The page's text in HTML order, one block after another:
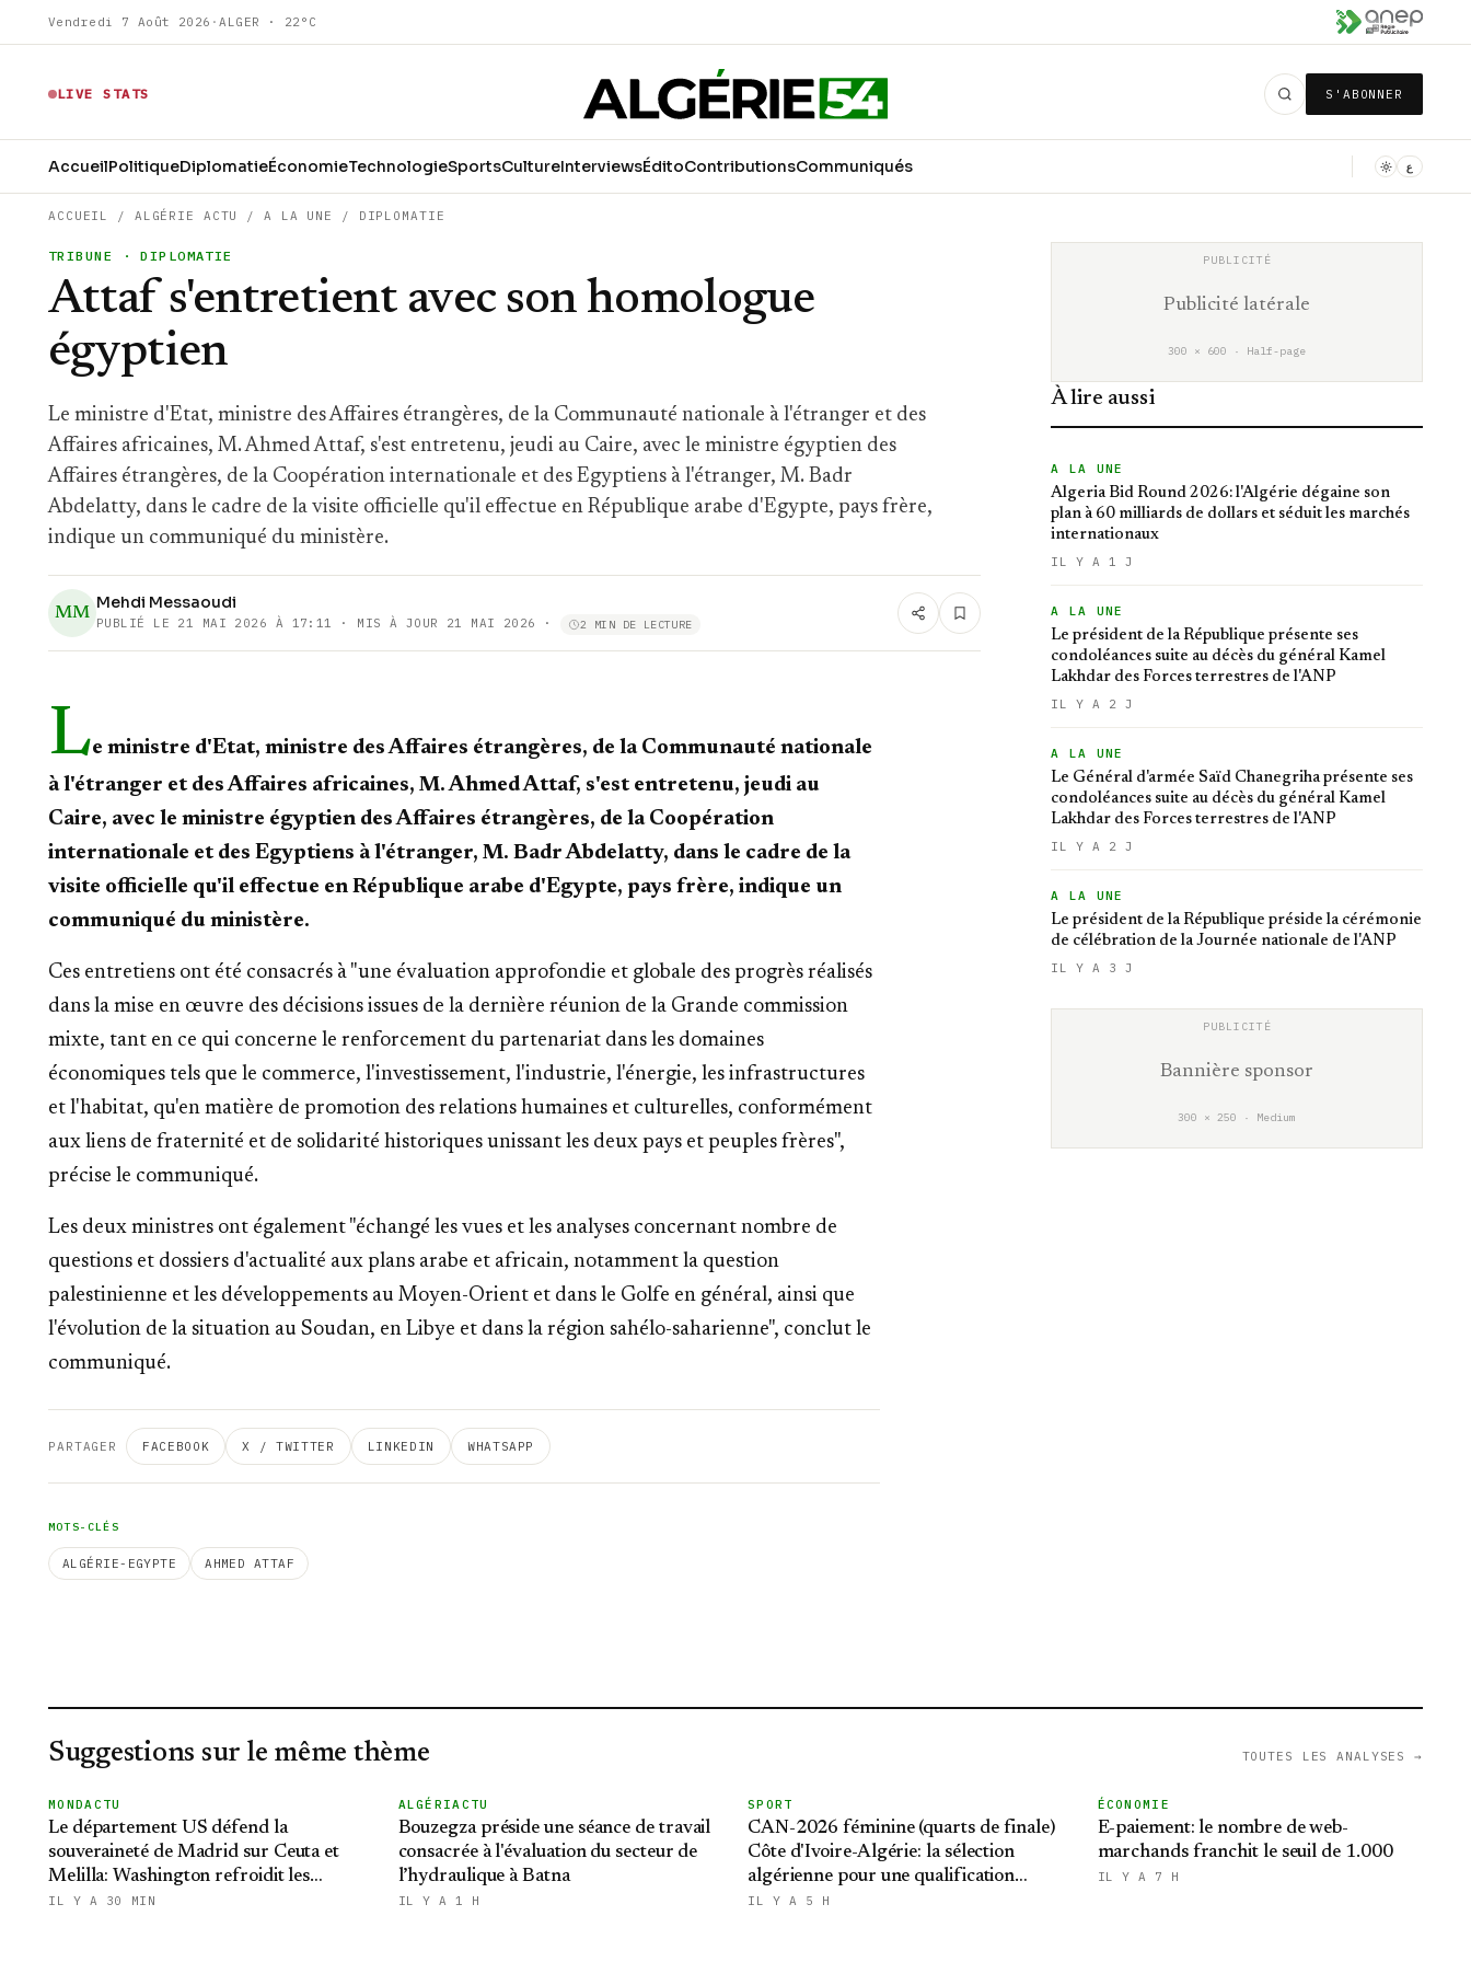
Vendredi 7 Août 2026 ·ALGER · 22°C
LIVE STATS S'ABONNER
AccueilPolitiqueDiplomatieÉconomieTechnologieSportsCultureInterviewsÉditoContributionsCommuniqués ع
ACCUEIL / ALGÉRIE ACTU /A LA UNE / DIPLOMATIE
TRIBUNE · DIPLOMATIE
Attaf s'entretient avec son homologue
égyptien
Le ministre d'Etat, ministre des Affaires étrangères, de la Communauté nationale à l'étranger et des
Affaires africaines, M. Ahmed Attaf, s'est entretenu, jeudi au Caire, avec le ministre égyptien des
Affaires étrangères, de la Coopération internationale et des Egyptiens à l'étranger, M. Badr
Abdelatty, dans le cadre de la visite officielle qu'il effectue en République arabe d'Egypte, pays frère,
indique un communiqué du ministère.
MM
Mehdi Messaoudi
PUBLIÉ LE 21 MAI 2026 À 17:11 · MIS À JOUR 21 MAI 2026 · 2 MIN DE LECTURE
Le ministre d'Etat, ministre des Affaires étrangères, de la Communauté nationale
à l'étranger et des Affaires africaines, M. Ahmed Attaf, s'est entretenu, jeudi au
Caire, avec le ministre égyptien des Affaires étrangères, de la Coopération
internationale et des Egyptiens à l'étranger, M. Badr Abdelatty, dans le cadre de la
visite officielle qu'il effectue en République arabe d'Egypte, pays frère, indique un
communiqué du ministère.
Ces entretiens ont été consacrés à "une évaluation approfondie et globale des progrès réalisés
dans la mise en œuvre des décisions issues de la dernière réunion de la Grande commission
mixte, tant en ce qui concerne le renforcement du partenariat dans les domaines
économiques tels que le commerce, l'investissement, l'industrie, l'énergie, les infrastructures
et l'habitat, qu'en matière de promotion des relations humaines et culturelles, conformément
aux liens de fraternité et de solidarité historiques unissant les deux pays et peuples frères",
précise le communiqué.
Les deux ministres ont également "échangé les vues et les analyses concernant nombre de
questions et dossiers d'actualité aux plans arabe et africain, notamment la question
palestinienne et les développements au Moyen-Orient et dans le Golfe en général, ainsi que
l'évolution de la situation au Soudan, en Libye et dans la région sahélo-saharienne", conclut le
communiqué.
PARTAGER FACEBOOK X / TWITTER LINKEDIN WHATSAPP
MOTS-CLÉS
ALGÉRIE-EGYPTE AHMED ATTAF
Publicité latérale
300 × 600 · Half-page
À lire aussi
A LA UNE
Algeria Bid Round 2026: l'Algérie dégaine son
plan à 60 milliards de dollars et séduit les marchés
internationaux
IL Y A 1 J
A LA UNE
Le président de la République présente ses
condoléances suite au décès du général Kamel
Lakhdar des Forces terrestres de l'ANP
IL Y A 2 J
A LA UNE
Le Général d'armée Saïd Chanegriha présente ses
condoléances suite au décès du général Kamel
Lakhdar des Forces terrestres de l'ANP
IL Y A 2 J
A LA UNE
Le président de la République préside la cérémonie
de célébration de la Journée nationale de l'ANP
IL Y A 3 J
Bannière sponsor
300 × 250 · Medium
Suggestions sur le même thème TOUTES LES ANALYSES →
MONDACTU
Le département US défend la
souveraineté de Madrid sur Ceuta et
Melilla: Washington refroidit les
ambitions expansionnistes du Makhzen
IL Y A 30 MIN
ALGÉRIACTU
Bouzegza préside une séance de travail
consacrée à l'évaluation du secteur de
l’hydraulique à Batna
IL Y A 1 H
SPORT
CAN-2026 féminine (quarts de finale)
Côte d'Ivoire-Algérie: la sélection
algérienne pour une qualification
historique au Mondial brésilien
IL Y A 5 H
ÉCONOMIE
E-paiement: le nombre de web-
marchands franchit le seuil de 1.000
IL Y A 7 H